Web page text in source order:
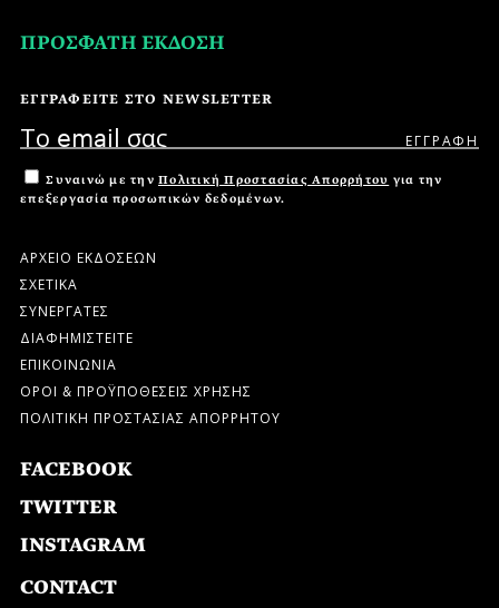
ΠΡΟΣΦΑΤΗ ΕΚΔΟΣΗ
ΕΓΓΡΑΦΕΙΤΕ ΣΤΟ NEWSLETTER
Συναινώ με την Πολιτική Προστασίας Απορρήτου για την
επεξεργασία προσωπικών δεδομένων.
ΑΡΧΕΙΟ ΕΚΔΟΣΕΩΝ
ΣΧΕΤΙΚΑ
ΣΥΝΕΡΓΑΤΕΣ
ΔΙΑΦΗΜΙΣΤΕΙΤΕ
ΕΠΙΚΟΙΝΩΝΙΑ
ΟΡΟΙ & ΠΡΟΫΠΟΘΕΣΕΙΣ ΧΡΗΣΗΣ
ΠΟΛΙΤΙΚΗ ΠΡΟΣΤΑΣΙΑΣ ΑΠΟΡΡΗΤΟΥ
FACEBOOK
TWITTER
INSTAGRAM
CONTACT